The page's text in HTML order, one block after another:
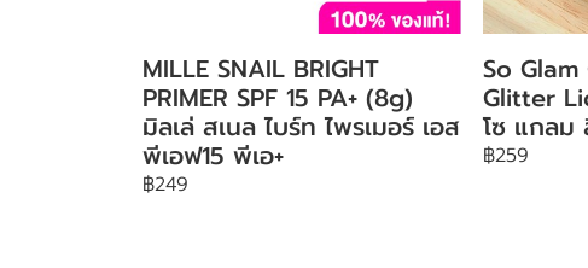
MILLE SNAIL BRIGHT
PRIMER SPF 15 PA+ (8g)
มิลเล่ สเนล ไบร์ท ไพรเมอร์ เอส
พีเอฟ15 พีเอ+
฿249
So
Glitter
โซ แกลม
฿259